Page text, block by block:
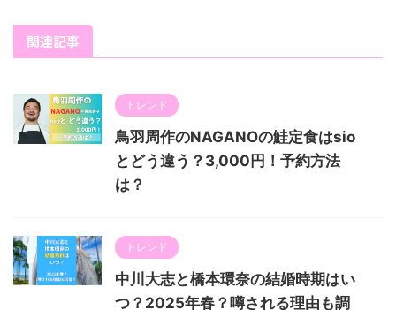
関連記事
トレンド
鳥羽周作のNAGANOの鮭定食はsio
とどう違う？3,000円！予約方法
は？
トレンド
中川大志と橋本環奈の結婚時期はい
つ？2025年春？噂される理由も調